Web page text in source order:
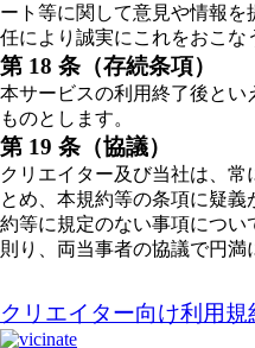
ート等に関して意見や情報
任により誠実にこれをおこな
第 18 条（存続条項）
本サービスの利用終了後とい
ものとします。
第 19 条（協議）
クリエイター及び当社は、
とめ、本規約等の条項に疑
約等に規定のない事項につい
則り、両当事者の協議で円満
クリエイター向け利用規